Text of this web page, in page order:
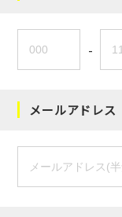
-
メールアドレス